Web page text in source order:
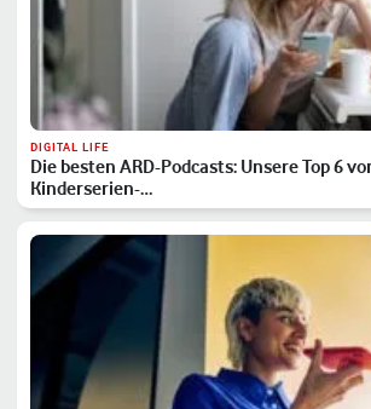
DIGITAL LIFE
Die besten ARD-Podcasts: Unsere Top 6
Kinderserien-…